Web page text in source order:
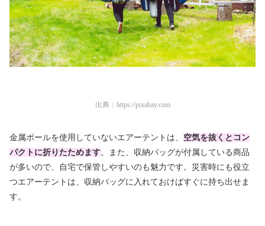
出典： https://pixabay.com
金属ポールを使用していないエアーテントは、 空気を抜くとコン
パクトに折りたためます。また、収納バッグが付属している商品
が多いので、自宅で保管しやすいのも魅力です。災害時にも役立
つエアーテントは、収納バッグに入れておけばすぐに持ち出せま
す。